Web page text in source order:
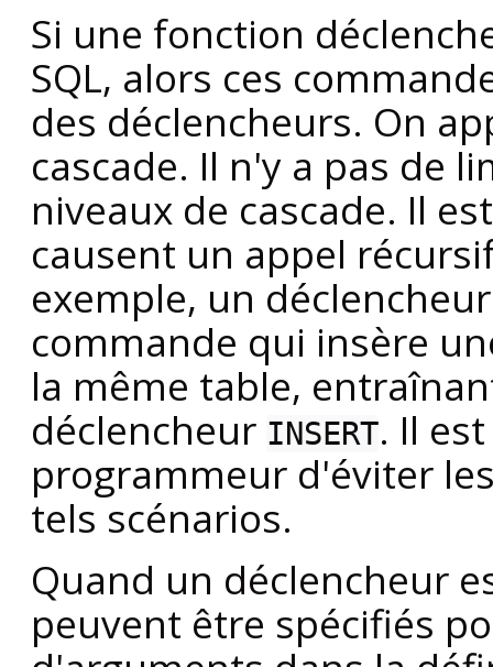
Si une fonction
SQL, alors ces
des déclencheurs. On
cascade. Il n'y a pas de
niveaux de cascade. Il
causent un appel
exemple, un
commande qui insère
la même table,
déclencheur INSERT. Il
programmeur d'éviter
tels scénarios.
Quand un déclencheur
peuvent être spécifiés